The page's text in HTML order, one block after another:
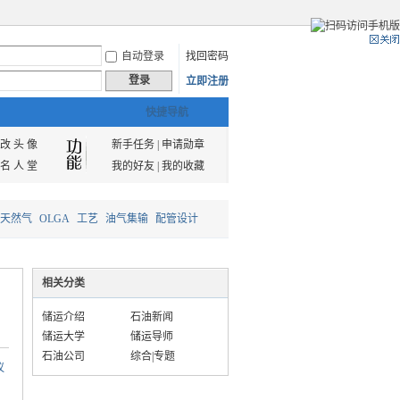
自动登录
找回密码
登录 立即注册
快捷导航
改 头 像 新手任务|
申请勋章
名 人 堂 我的好友| 我的收藏
然气 OLGA 工艺 油气集输 配管设计
相关分类
储运介绍
石油新闻
储运大学
储运导师
石油公司
综合|专题